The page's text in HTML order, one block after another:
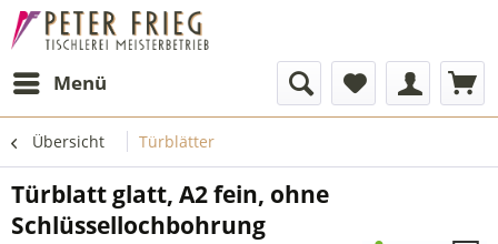
Menü
Übersicht Türblätter
Türblatt glatt, A2 fein, ohne
Schlüssellochbohrung